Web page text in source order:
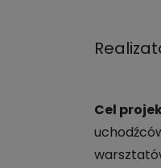
Cel